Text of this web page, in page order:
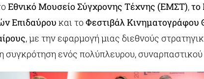
Εθνικό Μουσείο Σύγχρονης Τέχνης (ΕΜΣΤ),το
Επιδαύρου και τοΦεστιβάλ Κινηματογράφου
, με την εφαρμογή μιας διεθνούς
συγκρότηση ενός πολύπλευρου,